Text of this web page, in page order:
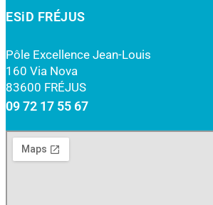
ESiD FRÉJUS
Pôle Excellence Jean-Louis
160 Via Nova
83600 FRÉJUS
09 72 17 55 67